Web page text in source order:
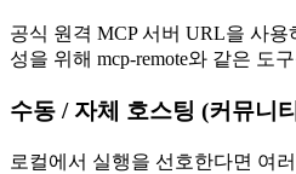
공식 원격 MCP 서버 URL을 사
성을 위해 mcp-remote와 같은 도
수동 / 자체 호스팅 (커뮤니
로컬에서 실행을 선호한다면 여